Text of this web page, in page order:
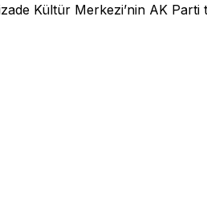
Kültür Merkezi’nin AK